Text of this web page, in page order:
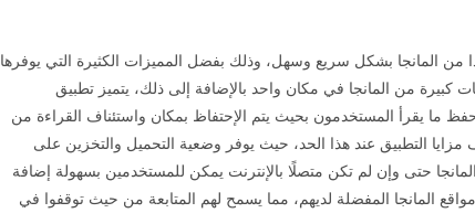
المانجا بشكل سريع وسهل، وذلك بفضل المميزات الكثيرة التي يوفرها
كبيرة من المانجا في مكان واحد بالإضافة إلى ذلك، يتميز تطبيق
ما يقرأ المستخدمون بحيث يتم الإحتفاظ بمكان واستئناف القراءة من
التطبيق عند هذا الحد، حيث يوفر وضعية التحميل والتخزين على
حتى وإن لم تكن متصلًا بالإنترنت يمكن للمستخدمين بسهولة إضافة
المانجا المفضلة لديهم، مما يسمح لهم المتابعة من حيث توقفوا في